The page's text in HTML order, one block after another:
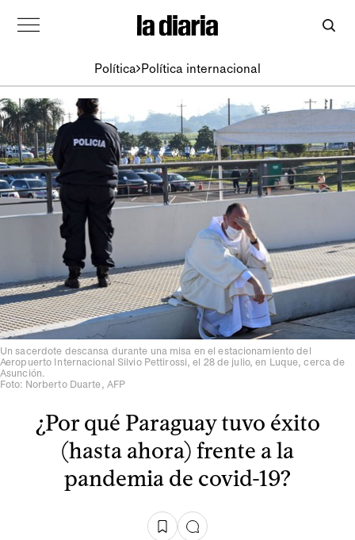
Política Política internacional
Un sacerdote descansa durante una misa en el estacionamiento del
Aeropuerto Internacional Silvio Pettirossi, el 28 de julio, en Luque, cerca de
Asunción.
Foto: Norberto Duarte, AFP
¿Por qué Paraguay tuvo éxito
(hasta ahora) frente a la
pandemia de covid-19?